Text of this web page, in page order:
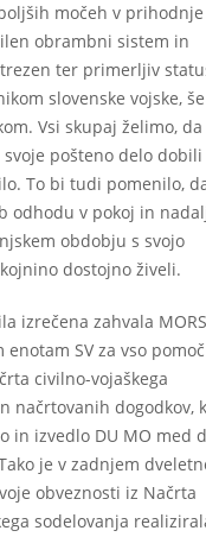
močeh v prihodnje
obrambni sistem in
ter primerljiv
slovenske vojske, še
Vsi skupaj želimo,
pošteno delo dobili
To bi tudi pomenilo,
odhodu v pokoj in
obdobju s svojo
dostojno živeli.
izrečena zahvala
SV za vso
civilno-vojaškega
načrtovanih dogodkov,
in izvedlo DU MO med
je v zadnjem
obveznosti iz Načrta
sodelovanja